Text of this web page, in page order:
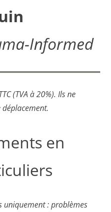
Informed
(TVA à 20%). Ils ne
en
uniquement : problèmes